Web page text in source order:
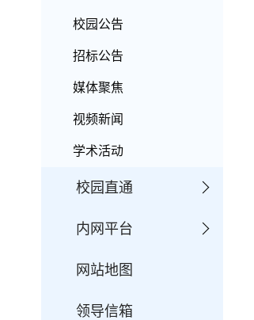
校园公告
招标公告
媒体聚焦
视频新闻
学术活动
校园直通
内网平台
网站地图
领导信箱